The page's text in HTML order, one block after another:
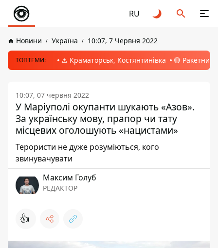
RU
Новини Україна 10:07, 7 Червня 2022
ТОПТЕМИ: ⚠️ Краматорськ, Костянтинівка 🔴 Ракетний
10:07, 07 червня 2022
У Маріуполі окупанти шукають «Азов».
За українську мову, прапор чи тату
місцевих оголошують «нацистами»
Терористи не дуже розуміються, кого
звинувачувати
Максим Голуб
РЕДАКТОР
👍